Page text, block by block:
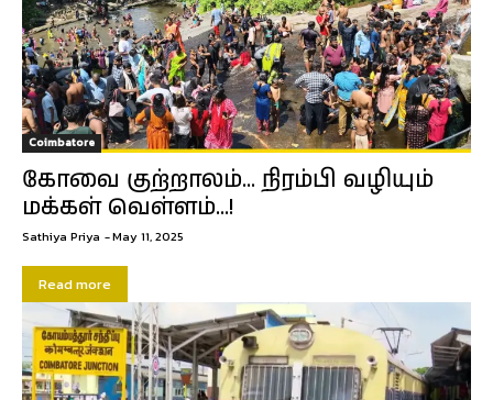
Coimbatore
கோவை குற்றாலம்… நிரம்பி வழியும்
மக்கள் வெள்ளம்…!
Sathiya Priya -May 11, 2025
Read more